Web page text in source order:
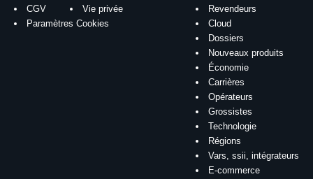
CGV
Vie privée
Paramètres Cookies
Revendeurs
Cloud
Dossiers
Nouveaux produits
Économie
Carrières
Opérateurs
Grossistes
Technologie
Régions
Vars, ssii, intégrateurs
E-commerce